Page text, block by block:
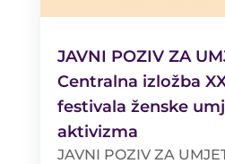
JAVNI POZIV ZA
Centralna izložba
festivala ženske
aktivizma
JAVNI POZIV ZA